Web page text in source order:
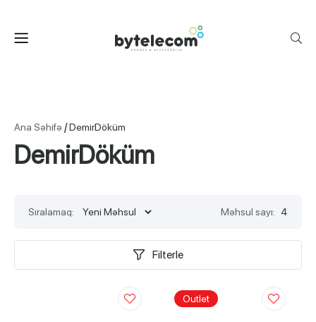
Ana Səhifə /DemirDöküm
DemirDöküm
Sıralamaq: Məhsul sayı: 4
Filterle
Outlet